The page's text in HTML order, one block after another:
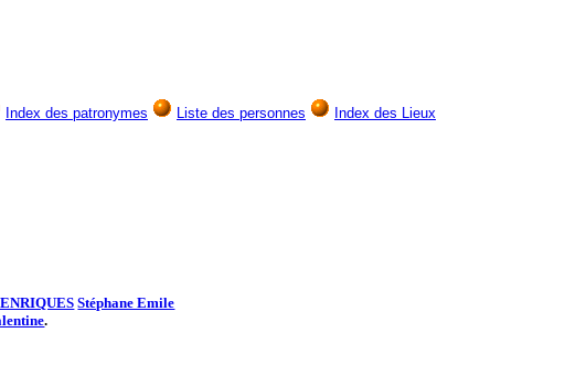
Index des patronymes Liste des personnes Index des Lieux
Stéphane Emile
.